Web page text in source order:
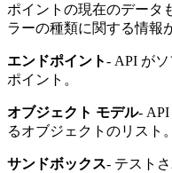
ポイントの現在のデータ
ラーの種類に関する情報
エンドポイント- API が
ポイント。
オブジェクト モデル-
るオブジェクトのリスト。
サンドボックス- テスト